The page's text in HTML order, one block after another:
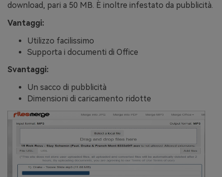
download, pari a 50 MB. È inoltre infestato da pubblicità.
Vantaggi:
Utilizzo facilissimo
Supporta i documenti di Office
Svantaggi:
Un sacco di pubblicità
Dimensioni di caricamento ridotte